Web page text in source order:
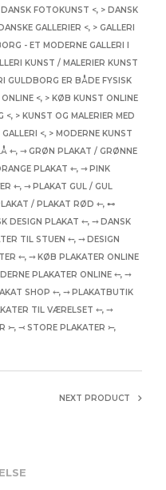
DANSK FOTOKUNST <, > DANSK
GALLERIER <, > GALLERI
- ET MODERNE GALLERI I
KUNST / MALERIER KUNST
GULDBORG ER BÅDE FYSISK
<, > KØB KUNST ONLINE
<, > KUNST OG MALERIER MED
<, > MODERNE KUNST
⇽, ⇾ GRØN PLAKAT / GRØNNE
PLAKAT ⇽, ⇾ PINK
⇽, ⇾ PLAKAT GUL / GUL
/ PLAKAT RØD ⇽, ⊷
DESIGN PLAKAT ⤌, ⤍ DANSK
TIL STUEN ⤌, ⤍ DESIGN
⤌, ⤍ KØB PLAKATER ONLINE
PLAKATER ONLINE ⤌, ⤍
SHOP ⤌, ⤍ PLAKATBUTIK
TIL VÆRELSET ⤌, ⤍
⤚, ⤙ STORE PLAKATER ⤚,
NEXT PRODUCT